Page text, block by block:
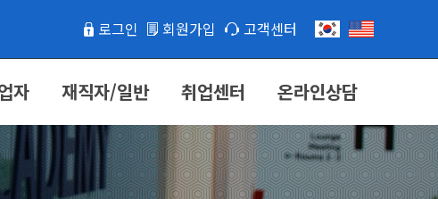
로그인 회원가입 고객센터
자 재직자/일반 취업센터 온라인상담